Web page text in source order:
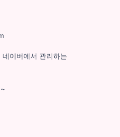
이버에서 관리하는